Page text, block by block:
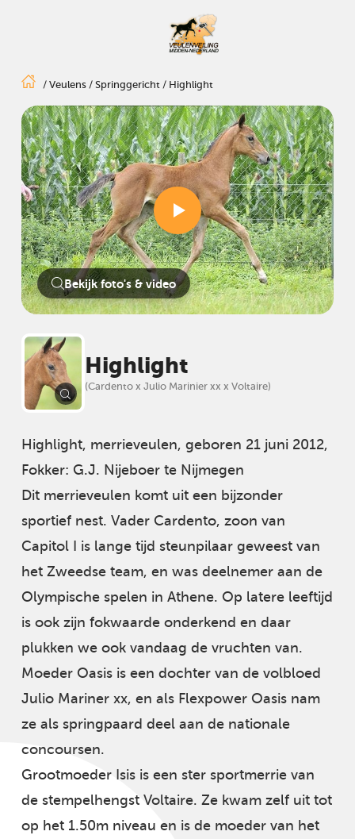
/ Veulens/ Springgericht/ Highlight
Bekijk foto's & video
Highlight
(Cardento x Julio Marinier xx x Voltaire)
Highlight, merrieveulen, geboren 21 juni 2012,
Fokker: G.J. Nijeboer te Nijmegen
Dit merrieveulen komt uit een bijzonder
sportief nest. Vader Cardento, zoon van
Capitol I is lange tijd steunpilaar geweest van
het Zweedse team, en was deelnemer aan de
Olympische spelen in Athene. Op latere leeftijd
is ook zijn fokwaarde onderkend en daar
plukken we ook vandaag de vruchten van.
Moeder Oasis is een dochter van de volbloed
Julio Mariner xx, en als Flexpower Oasis nam
ze als springpaard deel aan de nationale
concoursen.
Grootmoeder Isis is een ster sportmerrie van
de stempelhengst Voltaire. Ze kwam zelf uit tot
op het 1.50m niveau en is de moeder van het